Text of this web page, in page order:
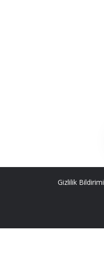
Gizlilik Bildirimi